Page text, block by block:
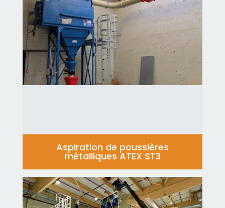
Aspiration de poussières
métalliques ATEX ST3